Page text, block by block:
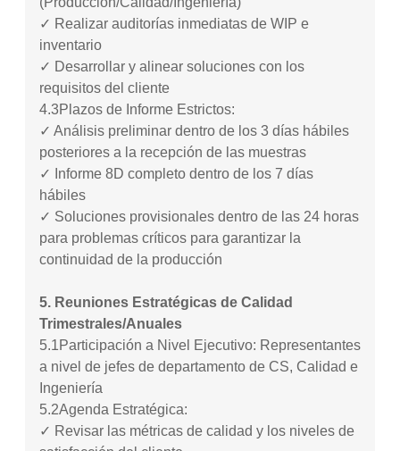
✓ Realizar auditorías inmediatas de WIP e
inventario
✓ Desarrollar y alinear soluciones con los
requisitos del cliente
4.3Plazos de Informe Estrictos:
✓ Análisis preliminar dentro de los 3 días hábiles
posteriores a la recepción de las muestras
✓ Informe 8D completo dentro de los 7 días
hábiles
✓ Soluciones provisionales dentro de las 24 horas
para problemas críticos para garantizar la
continuidad de la producción
5. Reuniones Estratégicas de Calidad
Trimestrales/Anuales
5.1Participación a Nivel Ejecutivo: Representantes
a nivel de jefes de departamento de CS, Calidad e
Ingeniería
5.2Agenda Estratégica:
✓ Revisar las métricas de calidad y los niveles de